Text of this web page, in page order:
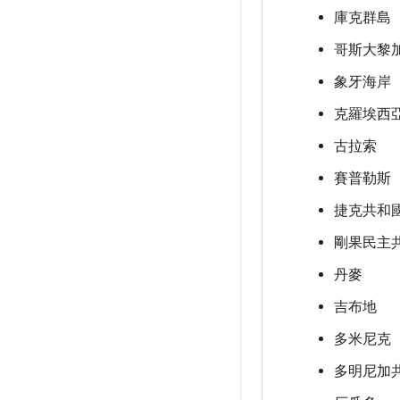
庫克群島
哥斯大黎
象牙海岸
克羅埃西
古拉索
賽普勒斯
捷克共和
剛果民主
丹麥
吉布地
多米尼克
多明尼加